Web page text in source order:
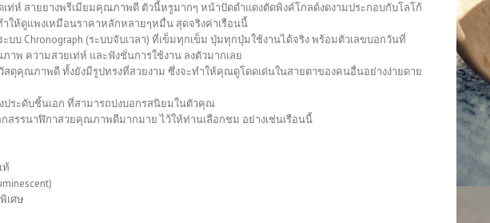
เท่ห์ สายยางพรีเมียมคุณภาพดี ตัวนี้หรูมากๆ หน้าปัดดำแดงตัดพิงค์โกลด์งดงามประกอบกับโลโก้
ำให้ดูแพงเหมือนราคาหลักหลายๆหมื่น สุดจริงค่าเรือนนี้
ะบบ Chronograph (ระบบจับเวลา) ที่เข็มทุกเข็ม ปุ่มทุกปุ่มใช้งานได้จริง พร้อมตัวเลขบอกวันที่
พ ความสวยเท่ห์ และฟังชั่นการใช้งาน ลงตัวมากเลย
สดุคุณภาพดี ทั้งยังมีรูปทรงที่สวยงาม ซึ่งจะทำให้คุณดูโดดเด่นในสายตาของคนอื่นอย่างง่ายดาย
ประดับชิ้นเอก ที่สามารถบ่งบอกรสนิยมในตัวคุณ
กสรรนาฬิกาสวยคุณภาพดีมากมาย ไว้ให้ท่านเลือกชม อย่างเช่นเรือนนี้
ท้
เศษ